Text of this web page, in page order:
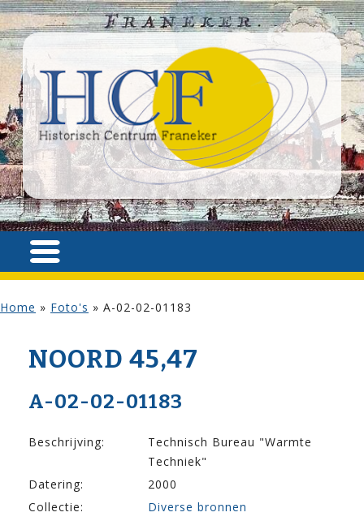
Home » Foto's » A-02-02-01183
NOORD 45,47
A-02-02-01183
Beschrijving:
Technisch Bureau "Warmte
Techniek"
Datering:
2000
Collectie:
Diverse bronnen